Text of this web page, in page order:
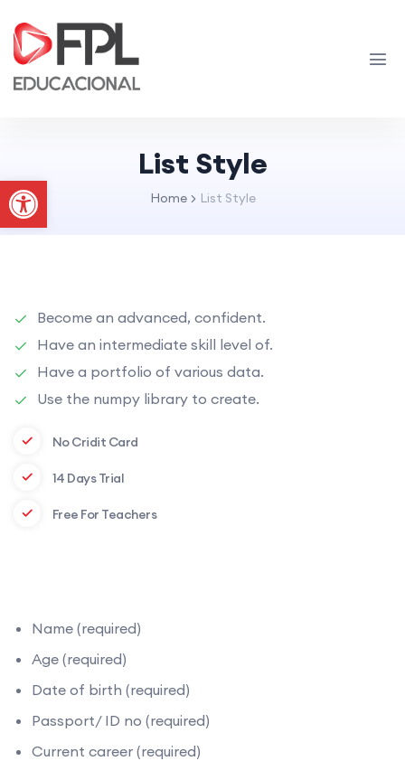
List Style
Home List Style
Become an advanced, confident.
Have an intermediate skill level of.
Have a portfolio of various data.
Use the numpy library to create.
No Cridit Card
14 Days Trial
Free For Teachers
Name (required)
Age (required)
Date of birth (required)
Passport/ ID no (required)
Current career (required)
Abrir a barra de ferramentas